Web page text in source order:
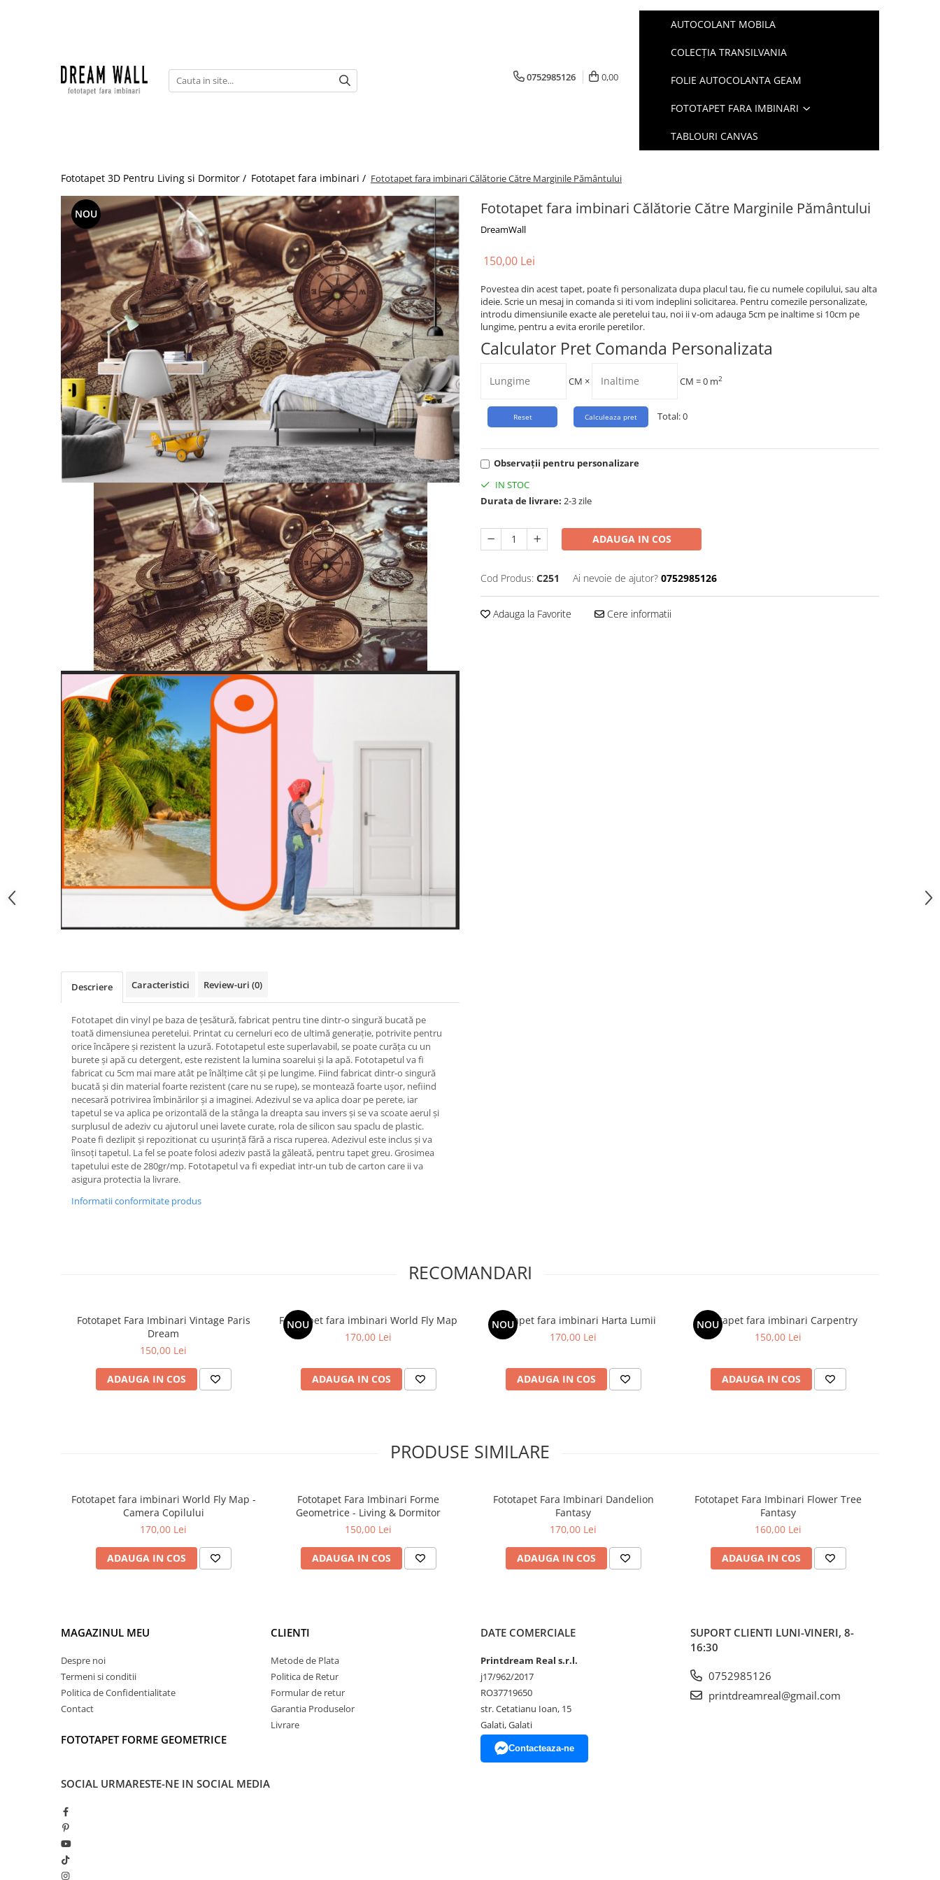
Fototapet 3D
Pentru copii
Watercolor
0752985126 0,00
AUTOCOLANT MOBILA
COLECȚIA TRANSILVANIA
FOLIE AUTOCOLANTA GEAM
FOTOTAPET FARA IMBINARI
TABLOURI CANVAS
Fototapet 3D Pentru Living si Dormitor / Fototapet fara imbinari / Fototapet fara imbinari Călătorie Către Marginile Pământului
NOU Fototapet fara imbinari Călătorie Către Marginile Pământului
DreamWall
150,00 Lei
Povestea din acest tapet, poate fi personalizata dupa placul tau, fie cu numele copilului, sau alta
ideie. Scrie un mesaj in comanda si iti vom indeplini solicitarea. Pentru comezile personalizate,
introdu dimensiunile exacte ale peretelui tau, noi ii v-om adauga 5cm pe inaltime si 10cm pe
lungime, pentru a evita erorile peretilor.
Calculator Pret Comanda Personalizata
CM × CM =0 m2
Total:0
Observații pentru personalizare
IN STOC
Durata de livrare: 2-3 zile
ADAUGA IN COS
Cod Produs: C251 Ai nevoie de ajutor? 0752985126
Adauga la Favorite Cere informatii
Descriere Caracteristici Review-uri (0)
Fototapet din vinyl pe baza de țesătură, fabricat pentru tine dintr-o singură bucată pe
toată dimensiunea peretelui. Printat cu cerneluri eco de ultimă generație, potrivite pentru
orice încăpere și rezistent la uzură. Fototapetul este superlavabil, se poate curăța cu un
burete și apă cu detergent, este rezistent la lumina soarelui și la apă. Fototapetul va fi
fabricat cu 5cm mai mare atât pe înălțime cât și pe lungime. Fiind fabricat dintr-o singură
bucată și din material foarte rezistent (care nu se rupe), se montează foarte ușor, nefiind
necesară potrivirea îmbinărilor și a imaginei. Adezivul se va aplica doar pe perete, iar
tapetul se va aplica pe orizontală de la stânga la dreapta sau invers și se va scoate aerul și
surplusul de adeziv cu ajutorul unei lavete curate, rola de silicon sau spaclu de plastic.
Poate fi dezlipit și repozitionat cu ușurință fără a risca ruperea. Adezivul este inclus și va
îinsoți tapetul. La fel se poate folosi adeziv pastă la găleată, pentru tapet greu. Grosimea
tapetului este de 280gr/mp. Fototapetul va fi expediat intr-un tub de carton care ii va
asigura protectia la livrare.
Informatii conformitate produs
RECOMANDARI
Fototapet Fara Imbinari Vintage Paris
Dream
150,00 Lei
ADAUGA IN COS
NOU
Fototapet fara imbinari World Fly Map
170,00 Lei
ADAUGA IN COS
NOU
Fototapet fara imbinari Harta Lumii
170,00 Lei
ADAUGA IN COS
NOU
Fototapet fara imbinari Carpentry
150,00 Lei
ADAUGA IN COS
PRODUSE SIMILARE
Fototapet fara imbinari World Fly Map -
Camera Copilului
170,00 Lei
ADAUGA IN COS
Fototapet Fara Imbinari Forme
Geometrice - Living & Dormitor
150,00 Lei
ADAUGA IN COS
Fototapet Fara Imbinari Dandelion
Fantasy
170,00 Lei
ADAUGA IN COS
Fototapet Fara Imbinari Flower Tree
Fantasy
160,00 Lei
ADAUGA IN COS
MAGAZINUL MEU
Despre noi
Termeni si conditii
Politica de Confidentialitate
Contact
FOTOTAPET FORME GEOMETRICE
CLIENTI
Metode de Plata
Politica de Retur
Formular de retur
Garantia Produselor
Livrare
DATE COMERCIALE
Printdream Real s.r.l.
j17/962/2017
RO37719650
str. Cetatianu Ioan, 15
Galati, Galati
Contacteaza-ne
SUPORT CLIENTI LUNI-VINERI, 8-
16:30
0752985126
printdreamreal@gmail.com
SOCIAL URMARESTE-NE IN SOCIAL MEDIA